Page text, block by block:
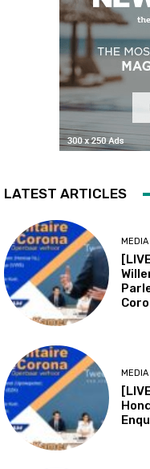
LATEST ARTICLES
MEDIA
MEDIA